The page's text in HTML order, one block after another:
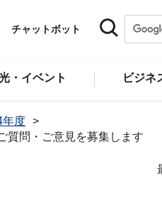
チャットボット
・イベント ビジネ
年度
質問・ご意見を募集します